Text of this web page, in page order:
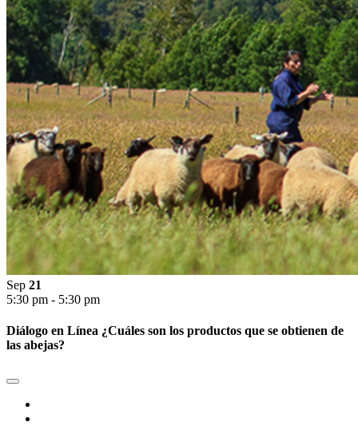
Sep 21
5:30 pm - 5:30 pm
Diálogo en Línea ¿Cuáles son los productos que se obtienen de
las abejas?